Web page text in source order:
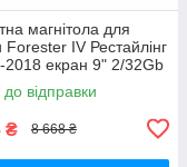
магнітола для
Forester IV Рестайлінг
2018 екран 9" 2/32Gb
Base Android
до відправки
₴ 8 668 ₴